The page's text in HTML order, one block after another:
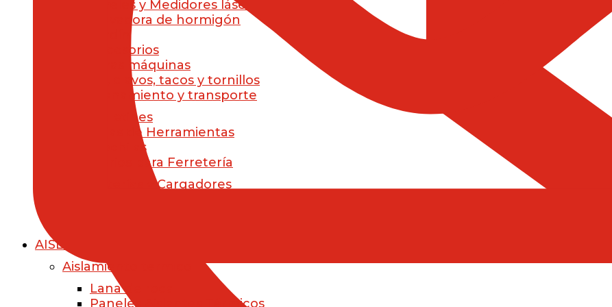
Niveles y Medidores láser
Clavadora de hormigón
Accesorios
Otras máquinas
Brocas, clavos, tacos y tornillos
Almacenamiento y transporte
Maletines
Cajas de Herramientas
Mochilas
Accesorios para Ferretería
Baterías y Cargadores
AISLAMIENTO
Aislamiento térmico
Lana de roca
Paneles Aislantes Térmicos